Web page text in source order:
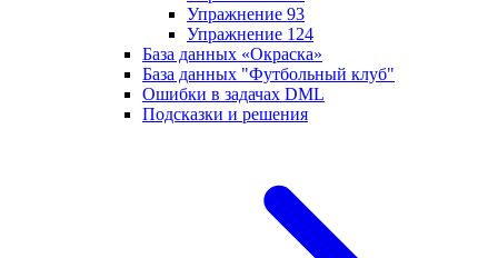
Упражнение 93
Упражнение 124
База данных «Окраска»
База данных "Футбольный клуб"
Ошибки в задачах DML
Подсказки и решения